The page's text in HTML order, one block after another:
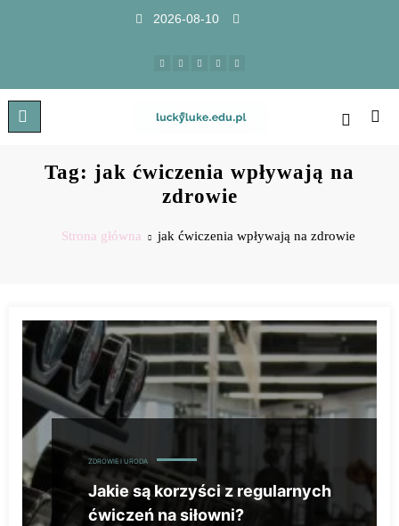
2026-08-10
Tag: jak ćwiczenia wpływają na
zdrowie
Strona główna jak ćwiczenia wpływają na zdrowie
ZDROWIE I URODA
Jakie są korzyści z regularnych
ćwiczeń na siłowni?